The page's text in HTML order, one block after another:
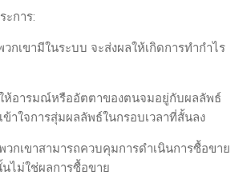
ะการ:
กเขามีในระบบ จะส่งผลให้เกิดการทำกำไร
ห้อารมณ์หรืออัตตาของตนจมอยู่กับผลลัพธ์
ข้าใจการสุ่มผลลัพธ์ในกรอบเวลาที่สั้นลง
วกเขาสามารถควบคุมการดำเนินการซื้อขาย
นไม่ใช่ผลการซื้อขาย